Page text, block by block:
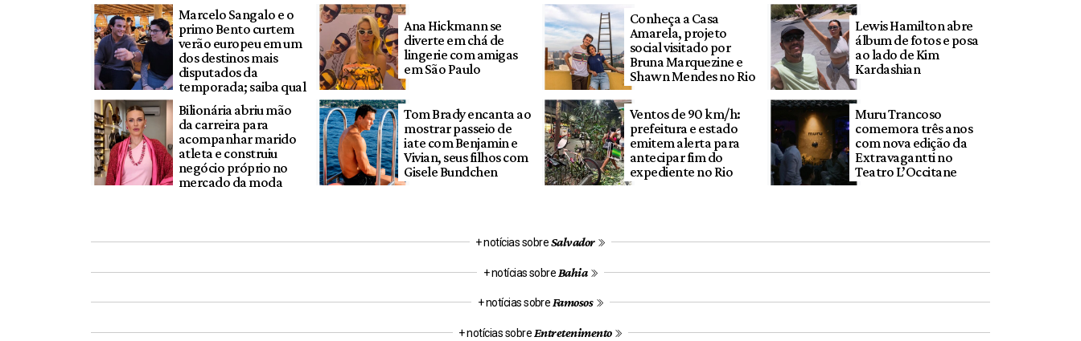
Marcelo Sangalo e o
primo Bento curtem
verão europeu em um
dos destinos mais
disputados da
temporada; saiba qual
Ana Hickmann se
diverte em chá de
lingerie com amigas
em São Paulo
Conheça a Casa
Amarela, projeto
social visitado por
Bruna Marquezine e
Shawn Mendes no Rio
Lewis Hamilton abre
álbum de fotos e posa
ao lado de Kim
Kardashian
Bilionária abriu mão
da carreira para
acompanhar marido
atleta e construiu
negócio próprio no
mercado da moda
Tom Brady encanta ao
mostrar passeio de
iate com Benjamin e
Vivian, seus filhos com
Gisele Bundchen
Ventos de 90 km/h:
prefeitura e estado
emitem alerta para
antecipar fim do
expediente no Rio
Muru Trancoso
comemora três anos
com nova edição da
Extravagantti no
Teatro L’Occitane
+ notícias sobreSalvador
+ notícias sobre Bahia
+ notícias sobre Famosos
+ notícias sobre Entretenimento